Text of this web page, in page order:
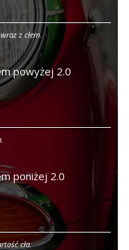
z cłem.
powyżej 2.0
poniżej 2.0
cła.